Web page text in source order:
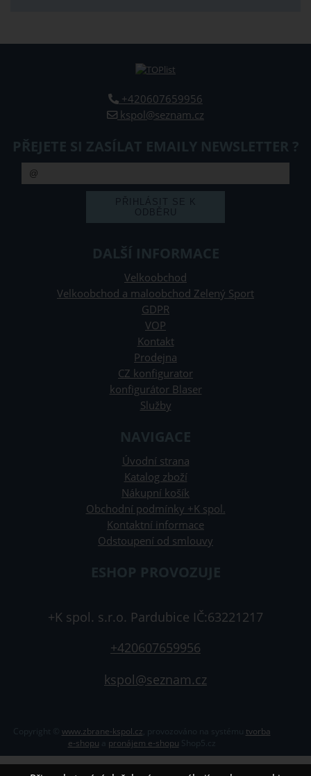
+420607659956
kspol@seznam.cz
PŘEJETE SI ZASÍLAT EMAILY NEWSLETTER ?
DALŠÍ INFORMACE
Velkoobchod
Velkoobchod a maloobchod Zelený Sport
GDPR
VOP
Kontakt
Prodejna
CZ konfigurator
konfigurátor Blaser
Služby
NAVIGACE
Úvodní strana
Katalog zboží
Nákupní košík
Obchodní podmínky +K spol.
Kontaktní informace
Odstoupení od smlouvy
ESHOP PROVOZUJE
+K spol. s.r.o. Pardubice IČ:63221217
+420607659956
kspol@seznam.cz
Copyright © www.zbrane-kspol.cz
tvorba
e-shopu
pronájem e-shopu